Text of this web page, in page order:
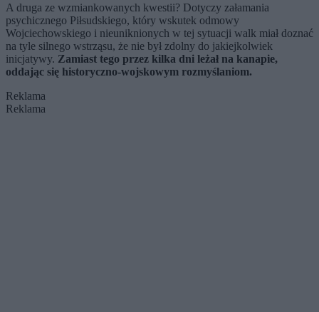
A druga ze wzmiankowanych kwestii? Dotyczy załamania
psychicznego Piłsudskiego, który wskutek odmowy
Wojciechowskiego i nieuniknionych w tej sytuacji walk miał doznać
na tyle silnego wstrząsu, że nie był zdolny do jakiejkolwiek
inicjatywy. Zamiast tego przez kilka dni leżał na kanapie,
oddając się historyczno-wojskowym rozmyślaniom.
Reklama
Reklama